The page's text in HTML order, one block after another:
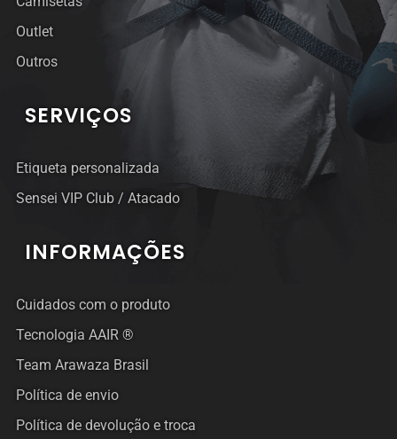
Outlet
Outros
SERVIÇOS
Etiqueta personalizada
Sensei VIP Club / Atacado
INFORMAÇÕES
Cuidados com o produto
Tecnologia AAIR ®
Team Arawaza Brasil
Política de envio
Política de devolução e troca